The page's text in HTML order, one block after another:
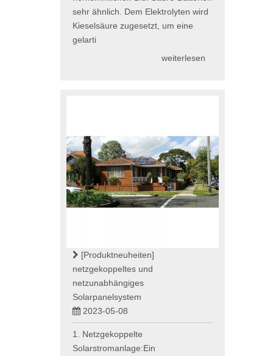
sehr ähnlich. Dem Elektrolyten wird
Kieselsäure zugesetzt, um eine
gelarti
weiterlesen
[Produktneuheiten]
netzgekoppeltes und
netzunabhängiges
Solarpanelsystem
2023-05-08
1. Netzgekoppelte
Solarstromanlage:Ein